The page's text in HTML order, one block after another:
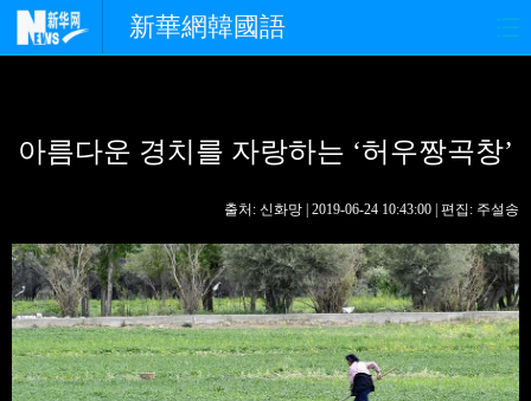
新華網韓國語
경제 사회 포토
핫 TV 문화
연예 관광 오피니언
생생 중국어
아름다운 경치를 자랑하는 ‘허우짱곡창’
출처: 신화망 | 2019-06-24 10:43:00 | 편집: 주설송